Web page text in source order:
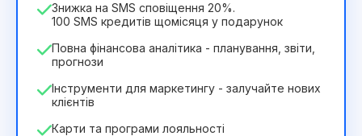
Знижка на SMS сповіщення 20%.
100 SMS кредитів щомісяця у подарунок
Повна фінансова аналітика - планування, звіти,
прогнози
Інструменти для маркетингу - залучайте нових
клієнтів
Карти та програми лояльності